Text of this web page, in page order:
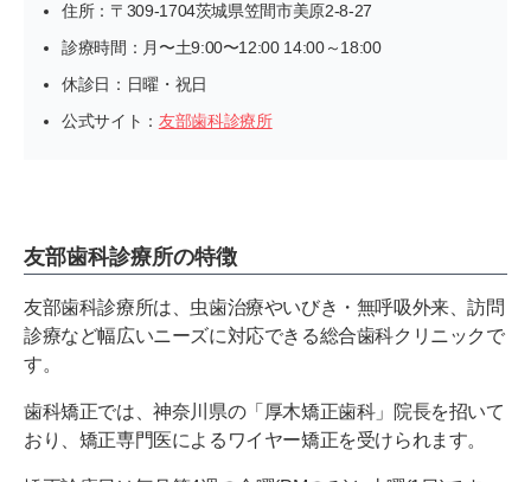
住所：〒309-1704茨城県笠間市美原2-8-27
診療時間：月〜土9:00〜12:00 14:00～18:00
休診日：日曜・祝日
公式サイト： 友部歯科診療所
友部歯科診療所の特徴
友部歯科診療所は、虫歯治療やいびき・無呼吸外来、訪問
診療など幅広いニーズに対応できる総合歯科クリニックで
す。
歯科矯正では、神奈川県の「厚木矯正歯科」院長を招いて
おり、矯正専門医によるワイヤー矯正を受けられます。